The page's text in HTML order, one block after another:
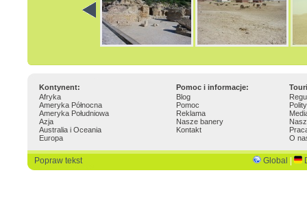
Kontynent: Pomoc i informacje:
Afryka
Ameryka Północna
Ameryka Południowa
Azja
Australia i Oceania
Europa
Blog
Pomoc
Reklama
Nasze banery
Kontakt
O
Popraw tekst Global